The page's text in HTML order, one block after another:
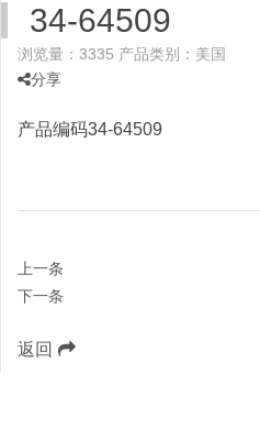
34-64509
浏览量：3335 产品类别：美国
分享
产品编码34-64509
上一条
下一条
返回